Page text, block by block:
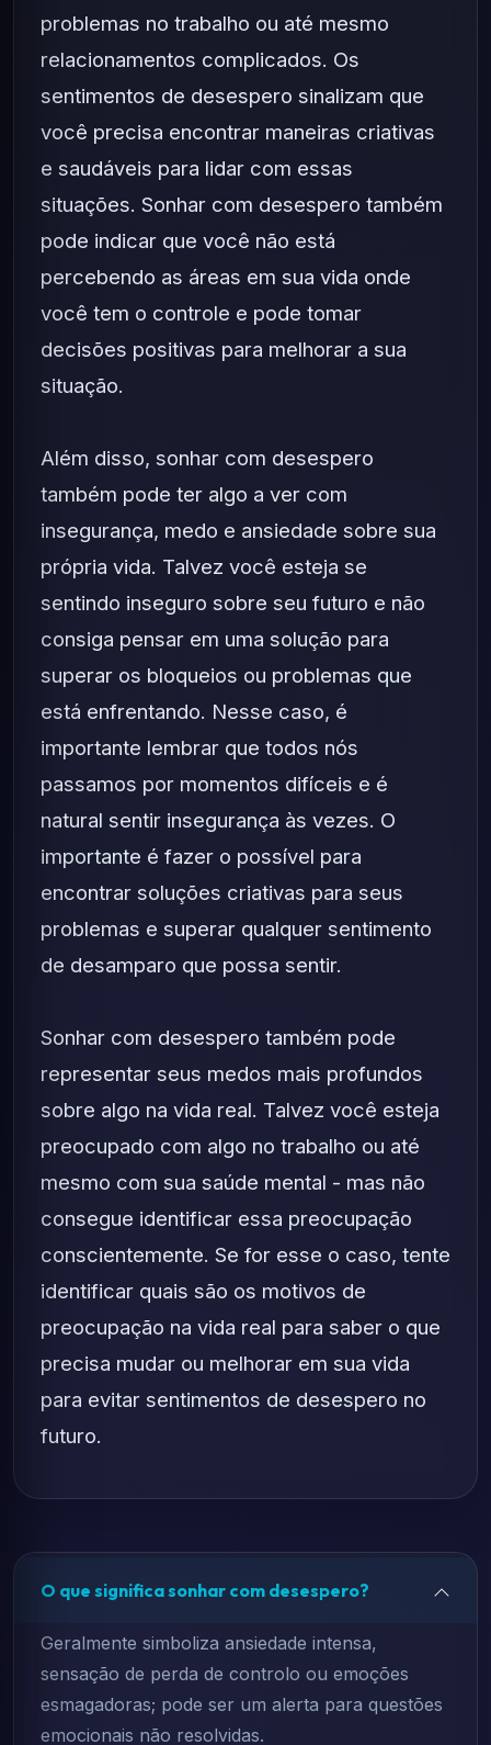
problemas no trabalho ou até mesmo
relacionamentos complicados. Os
sentimentos de desespero sinalizam que
você precisa encontrar maneiras criativas
e saudáveis ​​para lidar com essas
situações. Sonhar com desespero também
pode indicar que você não está
percebendo as áreas em sua vida onde
você tem o controle e pode tomar
decisões positivas para melhorar a sua
situação.
Além disso, sonhar com desespero
também pode ter algo a ver com
insegurança, medo e ansiedade sobre sua
própria vida. Talvez você esteja se
sentindo inseguro sobre seu futuro e não
consiga pensar em uma solução para
superar os bloqueios ou problemas que
está enfrentando. Nesse caso, é
importante lembrar que todos nós
passamos por momentos difíceis e é
natural sentir insegurança às vezes. O
importante é fazer o possível para
encontrar soluções criativas para seus
problemas e superar qualquer sentimento
de desamparo que possa sentir.
Sonhar com desespero também pode
representar seus medos mais profundos
sobre algo na vida real. Talvez você esteja
preocupado com algo no trabalho ou até
mesmo com sua saúde mental - mas não
consegue identificar essa preocupação
conscientemente. Se for esse o caso, tente
identificar quais são os motivos de
preocupação na vida real para saber o que
precisa mudar ou melhorar em sua vida
para evitar sentimentos de desespero no
futuro.
O que significa sonhar com desespero?
Geralmente simboliza ansiedade intensa,
sensação de perda de controlo ou emoções
esmagadoras; pode ser um alerta para questões
emocionais não resolvidas.